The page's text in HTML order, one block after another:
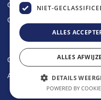
Contact
Offerte aanvragen
Copyright © 2024 Longin
Algemene voorwaarden -
NIET-
ALLES
ALLES
DETAILS
POWERED BY